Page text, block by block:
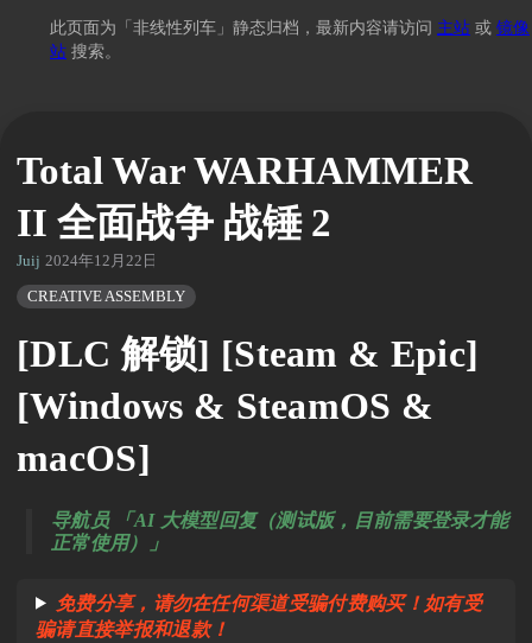
此页面为「非线性列车」静态归档，最新内容请访问 主站 或 镜像
站 搜索。
Total War WARHAMMER
II 全面战争 战锤 2
Juij 2024年12月22日 14:45
CREATIVE ASSEMBLY
[DLC 解锁] [Steam & Epic]
[Windows & SteamOS &
macOS]
导航员 「AI 大模型回复（测试版，目前需要登录才能
正常使用）」
免费分享，请勿在任何渠道受骗付费购买！如有受
骗请直接举报和退款！